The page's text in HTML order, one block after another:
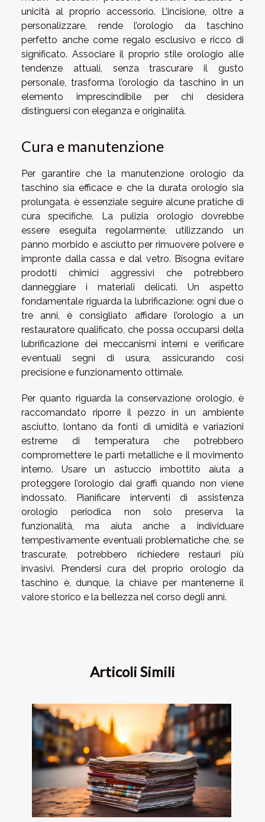
unicità al proprio accessorio. L’incisione, oltre a
personalizzare, rende l’orologio da taschino
perfetto anche come regalo esclusivo e ricco di
significato. Associare il proprio stile orologio alle
tendenze attuali, senza trascurare il gusto
personale, trasforma l’orologio da taschino in un
elemento imprescindibile per chi desidera
distinguersi con eleganza e originalità.
Cura e manutenzione
Per garantire che la manutenzione orologio da
taschino sia efficace e che la durata orologio sia
prolungata, è essenziale seguire alcune pratiche di
cura specifiche. La pulizia orologio dovrebbe
essere eseguita regolarmente, utilizzando un
panno morbido e asciutto per rimuovere polvere e
impronte dalla cassa e dal vetro. Bisogna evitare
prodotti chimici aggressivi che potrebbero
danneggiare i materiali delicati. Un aspetto
fondamentale riguarda la lubrificazione: ogni due o
tre anni, è consigliato affidare l’orologio a un
restauratore qualificato, che possa occuparsi della
lubrificazione dei meccanismi interni e verificare
eventuali segni di usura, assicurando così
precisione e funzionamento ottimale.
Per quanto riguarda la conservazione orologio, è
raccomandato riporre il pezzo in un ambiente
asciutto, lontano da fonti di umidità e variazioni
estreme di temperatura che potrebbero
compromettere le parti metalliche e il movimento
interno. Usare un astuccio imbottito aiuta a
proteggere l’orologio dai graffi quando non viene
indossato. Pianificare interventi di assistenza
orologio periodica non solo preserva la
funzionalità, ma aiuta anche a individuare
tempestivamente eventuali problematiche che, se
trascurate, potrebbero richiedere restauri più
invasivi. Prendersi cura del proprio orologio da
taschino è, dunque, la chiave per mantenerne il
valore storico e la bellezza nel corso degli anni.
Articoli Simili